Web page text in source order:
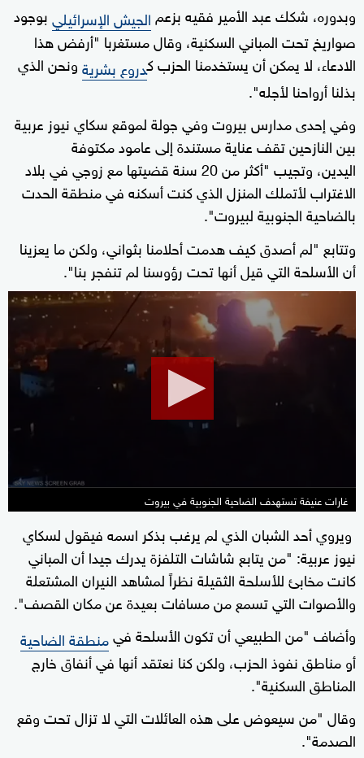
وبدوره، شكك عبد الأمير فقيه بزعم الجيش الإسرائيليبوجود
صواريخ تحت المباني السكنية، وقال مستغربا "أرفض هذا
الادعاء، لا يمكن أن يستخدمنا الحزب كدروع بشريةونحن الذي
بذلنا أرواحنا لأجله".
وفي إحدى مدارس بيروت وفي جولة لموقع سكاي نيوز عربية
بين النازحين تقف عناية مستندة إلى عامود مكتوفة
اليدين، وتجيب "أكثر من 20 سنة قضيتها مع زوجي في بلاد
الاغتراب لأتملك المنزل الذي كنت أسكنه في منطقة الحدت
بالضاحية الجنوبية لبيروت".
وتتابع "لم أصدق كيف هدمت أحلامنا بثواني، ولكن ما يعزينا
أن الأسلحة التي قيل أنها تحت رؤوسنا لم تنفجر بنا".
0
seconds
seconds
غارات عنيفة تستهدف الضاحية الجنوبية في بيروت
ويروي أحد الشبان الذي لم يرغب بذكر اسمه فيقول لسكاي
نيوز عربية: "من يتابع شاشات التلفزة يدرك جيدا أن المباني
كانت مخابئ للأسلحة الثقيلة نظراً لمشاهد النيران المشتعلة
والأصوات التي تسمع من مسافات بعيدة عن مكان القصف".
وأضاف "من الطبيعي أن تكون الأسلحة فيمنطقة الضاحية
أو مناطق نفوذ الحزب، ولكن كنا نعتقد أنها في أنفاق خارج
المناطق السكنية".
وقال "من سيعوض على هذه العائلات التي لا تزال تحت وقع
الصدمة".